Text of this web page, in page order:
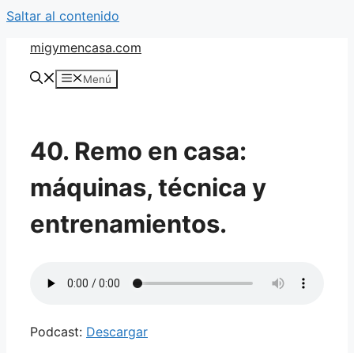
Saltar al contenido
migymencasa.com
Menú
40. Remo en casa:
máquinas, técnica y
entrenamientos.
Podcast: Descargar